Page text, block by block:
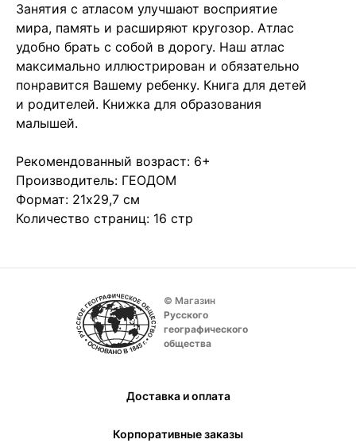
Занятия с атласом улучшают восприятие
мира, память и расширяют кругозор. Атлас
удобно брать с собой в дорогу. Наш атлас
максимально иллюстрирован и обязательно
понравится Вашему ребенку. Книга для детей
и родителей. Книжка для образования
малышей.
Рекомендованный возраст: 6+
Производитель: ГЕОДОМ
Формат: 21х29,7 см
Количество страниц: 16 стр
© Магазин
Русского
географического
общества
Доставка и оплата
Корпоративные заказы